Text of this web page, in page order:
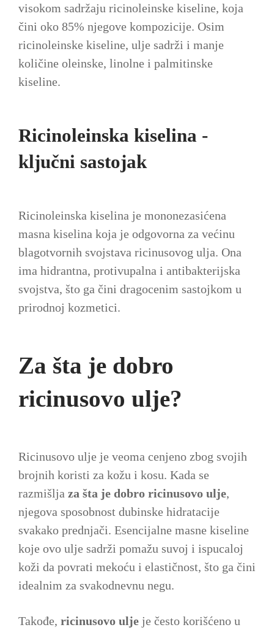
visokom sadržaju ricinoleinske kiseline, koja
čini oko 85% njegove kompozicije. Osim
ricinoleinske kiseline, ulje sadrži i manje
količine oleinske, linolne i palmitinske
kiseline.
Ricinoleinska kiselina -
ključni sastojak
Ricinoleinska kiselina je mononezasićena
masna kiselina koja je odgovorna za većinu
blagotvornih svojstava ricinusovog ulja. Ona
ima hidrantna, protivupalna i antibakterijska
svojstva, što ga čini dragocenim sastojkom u
prirodnoj kozmetici.
Za šta je dobro
ricinusovo ulje?
Ricinusovo ulje je veoma cenjeno zbog svojih
brojnih koristi za kožu i kosu. Kada se
razmišlja za šta je dobro ricinusovo ulje,
njegova sposobnost dubinske hidratacije
svakako prednjači. Esencijalne masne kiseline
koje ovo ulje sadrži pomažu suvoj i ispucaloj
koži da povrati mekoću i elastičnost, što ga čini
idealnim za svakodnevnu negu.
Takođe, ricinusovo ulje je često korišćeno u